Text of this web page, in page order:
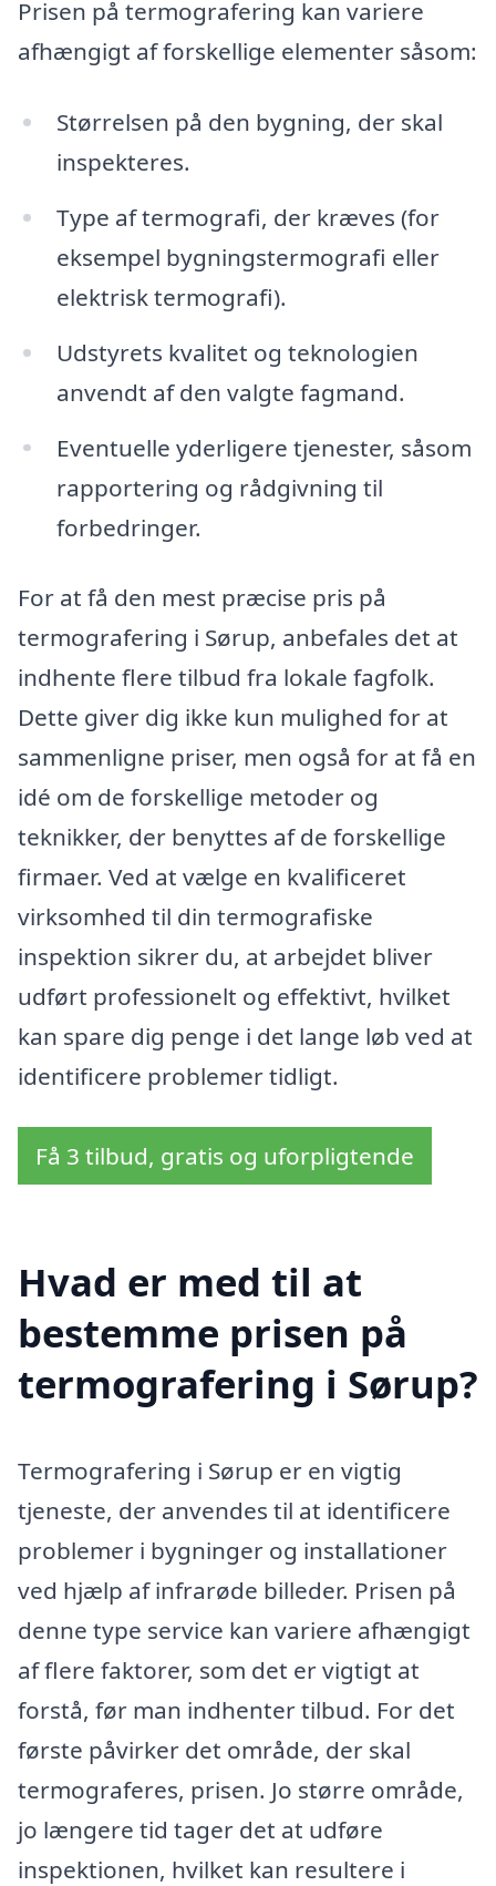
Prisen på termografering kan variere
afhængigt af forskellige elementer såsom:
Størrelsen på den bygning, der skal
inspekteres.
Type af termografi, der kræves (for
eksempel bygningstermografi eller
elektrisk termografi).
Udstyrets kvalitet og teknologien
anvendt af den valgte fagmand.
Eventuelle yderligere tjenester, såsom
rapportering og rådgivning til
forbedringer.
For at få den mest præcise pris på
termografering i Sørup, anbefales det at
indhente flere tilbud fra lokale fagfolk.
Dette giver dig ikke kun mulighed for at
sammenligne priser, men også for at få en
idé om de forskellige metoder og
teknikker, der benyttes af de forskellige
firmaer. Ved at vælge en kvalificeret
virksomhed til din termografiske
inspektion sikrer du, at arbejdet bliver
udført professionelt og effektivt, hvilket
kan spare dig penge i det lange løb ved at
identificere problemer tidligt.
Få 3 tilbud, gratis og uforpligtende
Hvad er med til at
bestemme prisen på
termografering i Sørup?
Termografering i Sørup er en vigtig
tjeneste, der anvendes til at identificere
problemer i bygninger og installationer
ved hjælp af infrarøde billeder. Prisen på
denne type service kan variere afhængigt
af flere faktorer, som det er vigtigt at
forstå, før man indhenter tilbud. For det
første påvirker det område, der skal
termograferes, prisen. Jo større område,
jo længere tid tager det at udføre
inspektionen, hvilket kan resultere i